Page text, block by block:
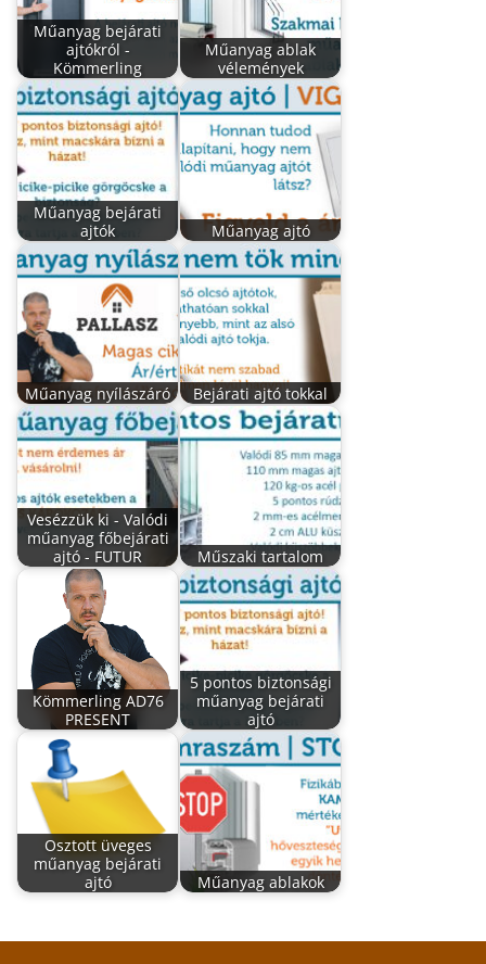
Műanyag bejárati
ajtókról -
Kömmerling
Műanyag ablak
vélemények
Műanyag bejárati
ajtók
Műanyag ajtó
Műanyag nyílászáró Bejárati ajtó tokkal
Vesézzük ki - Valódi
műanyag főbejárati
ajtó - FUTUR
Műszaki tartalom
Kömmerling AD76
PRESENT
5 pontos biztonsági
műanyag bejárati
ajtó
Osztott üveges
műanyag bejárati
ajtó
Műanyag ablakok